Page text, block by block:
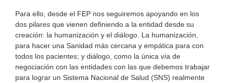
Para ello, desde el FEP nos seguiremos apoyando en los
dos pilares que vienen definiendo a la entidad desde su
creación: la humanización y el diálogo. La humanización,
para hacer una Sanidad más cercana y empática para con
todos los pacientes; y diálogo, como la única vía de
negociación con las entidades con las que debemos trabajar
para lograr un Sistema Nacional de Salud (SNS) realmente